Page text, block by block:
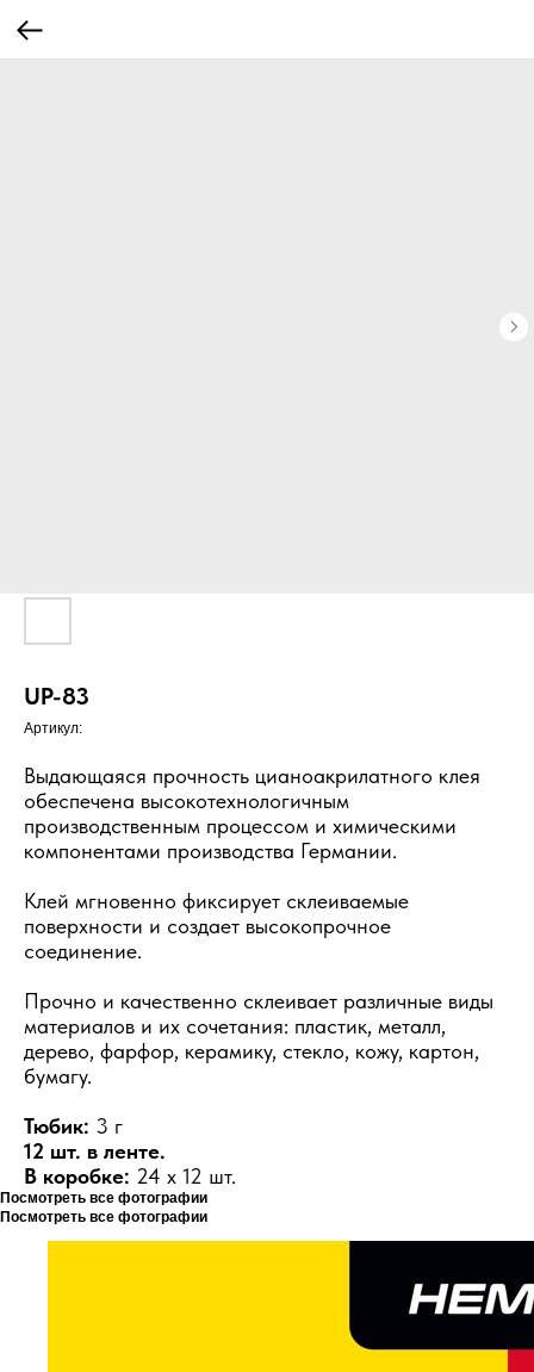
UP-83
Артикул:
Выдающаяся прочность цианоакрилатного клея
обеспечена высокотехнологичным
производственным процессом и химическими
компонентами производства Германии.
Клей мгновенно фиксирует склеиваемые
поверхности и создает высокопрочное
соединение.
Прочно и качественно склеивает различные виды
материалов и их сочетания: пластик, металл,
дерево, фарфор, керамику, стекло, кожу, картон,
бумагу.
Тюбик: 3 г
12 шт. в ленте.
В коробке: 24 х 12 шт.
Посмотреть все фотографии
Посмотреть все фотографии